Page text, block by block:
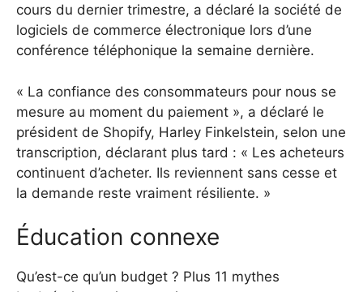
cours du dernier trimestre, a déclaré la société de
logiciels de commerce électronique lors d’une
conférence téléphonique la semaine dernière.
« La confiance des consommateurs pour nous se
mesure au moment du paiement », a déclaré le
président de Shopify, Harley Finkelstein, selon une
transcription, déclarant plus tard : « Les acheteurs
continuent d’acheter. Ils reviennent sans cesse et
la demande reste vraiment résiliente. »
Éducation connexe
Qu’est-ce qu’un budget ? Plus 11 mythes